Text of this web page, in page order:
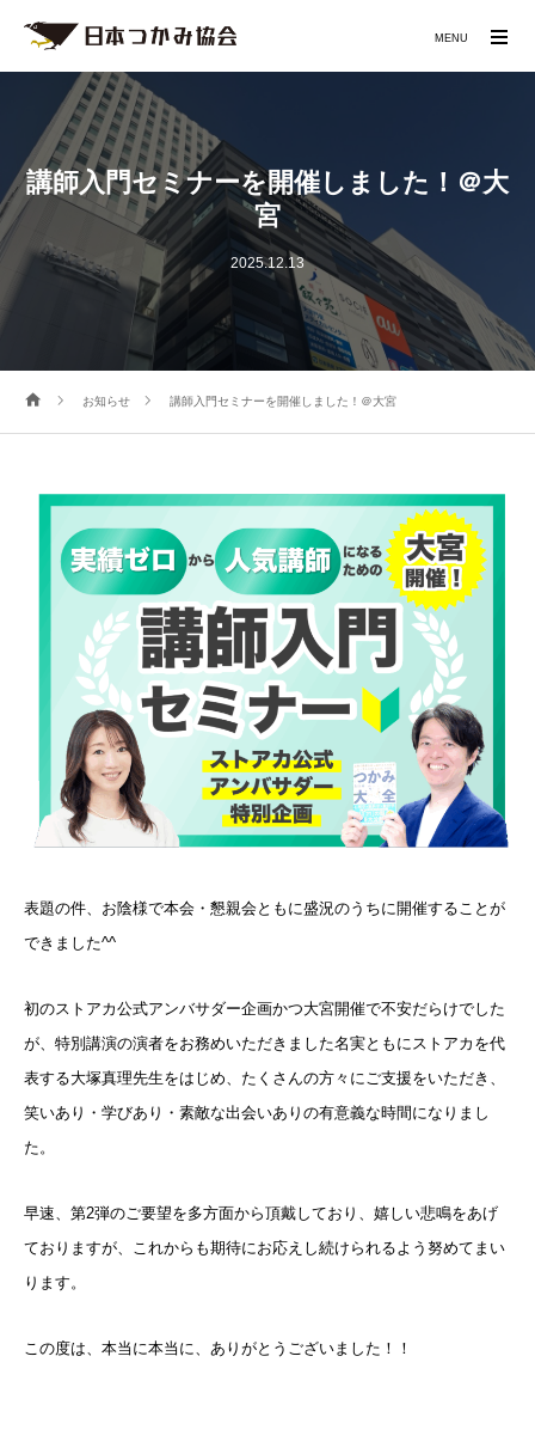
講師入門セミナーを開催しました！＠大
宮
2025.12.13
お知らせ 講師入門セミナーを開催しました！＠大宮
表題の件、お陰様で本会・懇親会ともに盛況のうちに開催することが
できました^^
初のストアカ公式アンバサダー企画かつ大宮開催で不安だらけでした
が、特別講演の演者をお務めいただきました名実ともにストアカを代
表する大塚真理先生をはじめ、たくさんの方々にご支援をいただき、
笑いあり・学びあり・素敵な出会いありの有意義な時間になりまし
た。
早速、第2弾のご要望を多方面から頂戴しており、嬉しい悲鳴をあげ
ておりますが、これからも期待にお応えし続けられるよう努めてまい
ります。
この度は、本当に本当に、ありがとうございました！！
MENU